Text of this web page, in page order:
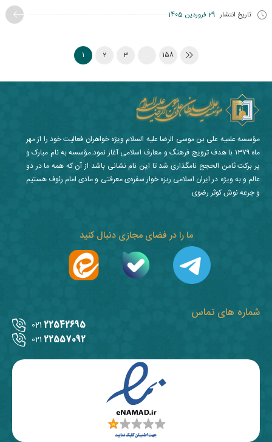
تاریخ انتشار 29 فروردین 1405
1 2 3 158
شماره های تماس
22542695
021
22557092
021
ما را در فضای مجازی دنبال کنید
مؤسسه علمیه علی بن موسی الرضا علیه السلام ویژه خواهران فعالیت خود را از مهر
ماه ۱۳۷۹ با هدف ترویج فرهنگ و معارف اسلامی آغاز نمود.مؤسسه به نام مبارک و
پر برکت ثامن الحجج نامگذاری شد تا این نام نشانی باشد از آن که همه ما در دو
عالم و به ویژه در ایران اسلامی ریزه خوار سفره‌ی معرفتی و مادی امام رئوف هستیم
و جرعه نوش کوثر رضوی.